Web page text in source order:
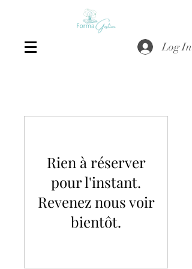
Log In
Rien à réserver
pour l'instant.
Revenez nous voir
bientôt.